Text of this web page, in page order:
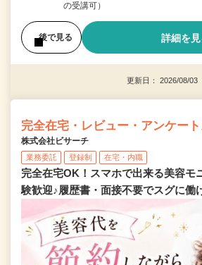
の受講可）
後で見る 詳細を見
更新日： 2026/08/
完全在宅・レビュー・アンケー
株式会社ビサーチ
業務委託 登録制 在宅・内職
完全在宅OK！スマホで出来る美容モ
験歓迎♪履歴書・面接不要でスグに働